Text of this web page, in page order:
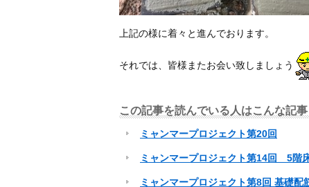
上記の様に着々と進んでおります。
それでは、皆様またお会い致しましょう
この記事を読んでいる人はこんな記
ミャンマープロジェクト第20回
ミャンマープロジェクト第14回 5階
ミャンマープロジェクト第8回 基礎配